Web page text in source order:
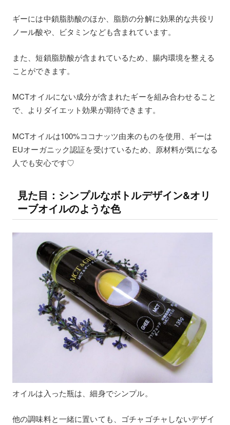
ギーには中鎖脂肪酸のほか、脂肪の分解に効果的な共役リ
ノール酸や、ビタミンなども含まれています。
また、短鎖脂肪酸が含まれているため、腸内環境を整える
ことができます。
MCTオイルにない成分が含まれたギーを組み合わせること
で、よりダイエット効果が期待できます。
MCTオイルは100%ココナッツ由来のものを使用、ギーは
EUオーガニック認証を受けているため、原材料が気になる
人でも安心です♡
見た目：シンプルなボトルデザイン&オリ
ーブオイルのような色
オイルは入った瓶は、細身でシンプル。
他の調味料と一緒に置いても、ゴチャゴチャしないデザイ